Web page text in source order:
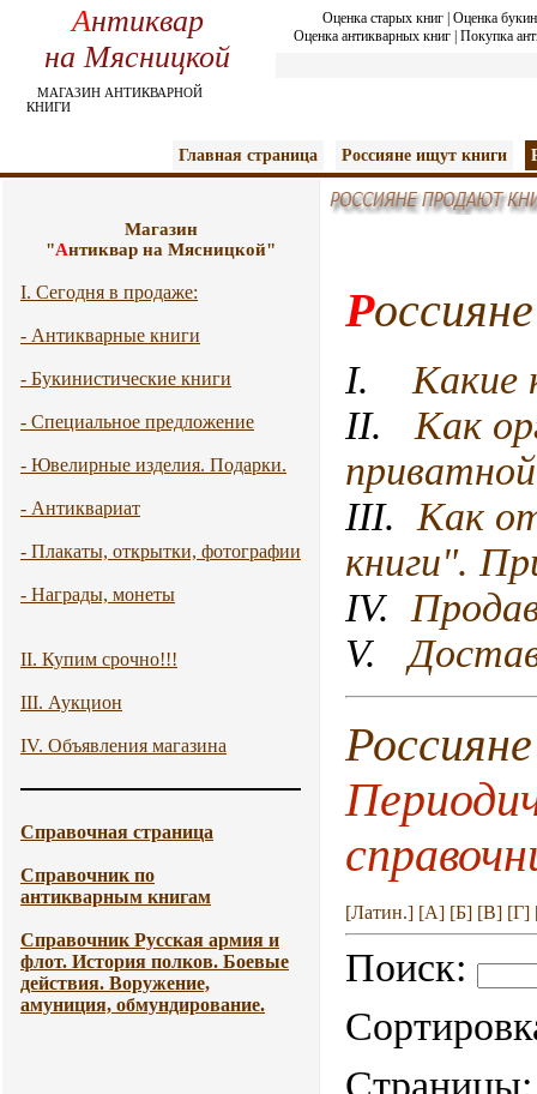
Антиквар
на Мясницкой
МАГАЗИН АНТИКВАРНОЙ
КНИГИ
Оценка старых книг| Оценка
Оценка антикварных книг Покупка
Главная страница Россияне ищут книги
Магазин
"Антиквар на Мясницкой"
I. Сегодня в продаже:
- Антикварные книги
- Букинистические книги
- Специальное предложение
- Ювелирные изделия. Подарки.
- Антиквариат
- Плакаты, открытки, фотографии
- Награды, монеты
II. Купим срочно!!!
III. Аукцион
IV. Объявления магазина
Справочная страница
Справочник по
антикварным книгам
Справочник Русская армия и
флот. История полков. Боевые
действия. Воружение,
амуниция, обмундирование.
Р
I. Какие
II. Как
III. Как
книги".
IV.
V.
[Латин.] [А] [Б] [В] [Г]
Поиск: